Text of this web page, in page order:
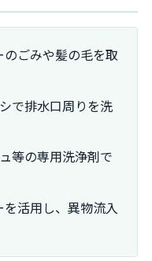
ごみや髪の毛を取
で排水口周りを洗
等の専用洗浄剤で
活用し、異物流入